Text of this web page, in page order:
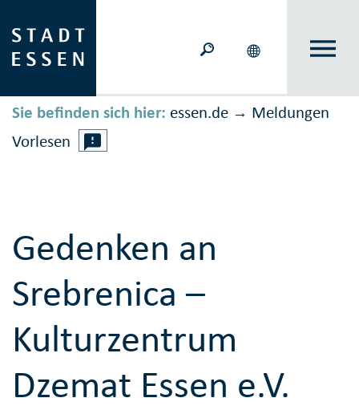
Sie befinden sich hier: essen.de → Meldungen
Vorlesen
Gedenken an
Srebrenica –
Kulturzentrum
Dzemat Essen e.V.